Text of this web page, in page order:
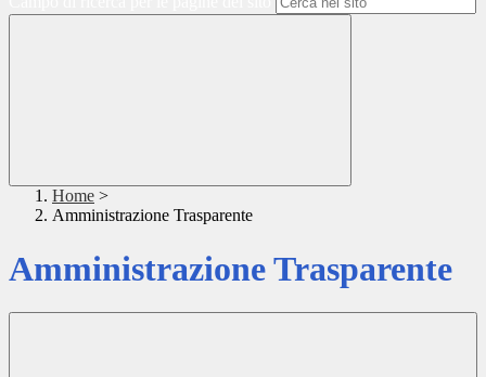
Home >
Amministrazione Trasparente
Amministrazione Trasparente